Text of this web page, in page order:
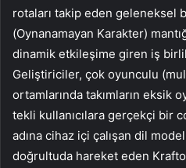
rotaları takip eden geleneksel
(Oynanamayan Karakter)
dinamik etkileşime giren iş
Geliştiriciler, çok oyunculu
ortamlarında takımların eksik
tekli kullanıcılara gerçekçi bir
adına cihaz içi çalışan dil
doğrultuda hareket eden